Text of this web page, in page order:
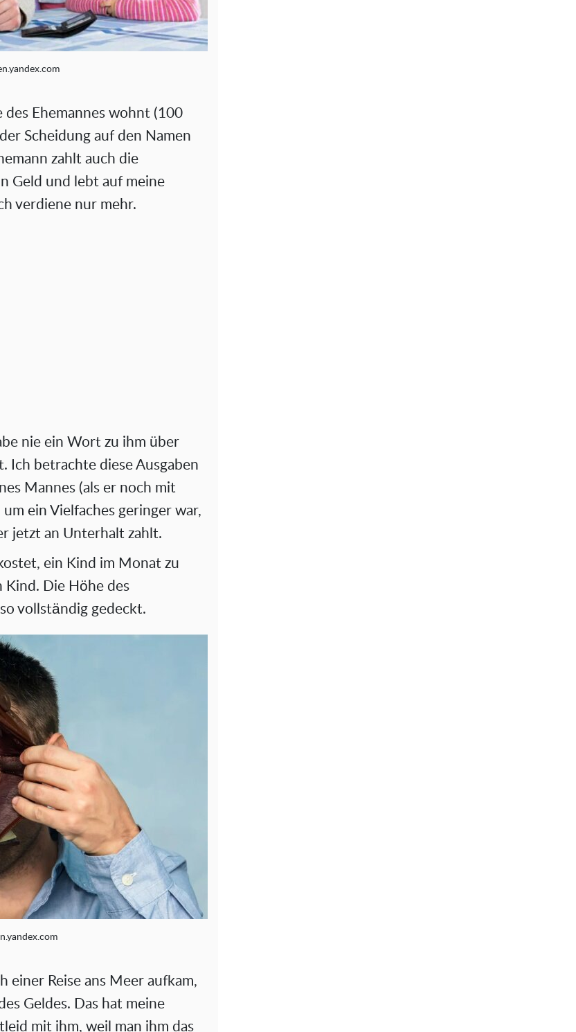
des Ehemannes wohnt (100
Scheidung auf den Namen
zahlt auch die
Geld und lebt auf meine
verdiene nur mehr.
nie ein Wort zu ihm über
Ich betrachte diese Ausgaben
Mannes (als er noch mit
ein Vielfaches geringer war,
jetzt an Unterhalt zahlt.
ein Kind im Monat zu
Kind. Die Höhe des
vollständig gedeckt.
einer Reise ans Meer aufkam,
Geldes. Das hat meine
mit ihm, weil man ihm das